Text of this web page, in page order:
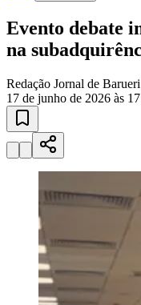
Selecione sua regiãoPara
JubranBelvalBethavilleBoa
VistaCalifórnia
Região
Militar
Califórnia Jardim dos Altos
Esperança Jardim Graziela
Jardim São Pedro
Camargos
do Bom JesusRecanto
Parnaíba
do CondeVila Engenho
EscadaVila Porto
Para Sua Empresa
Evento debate
na
Redação Jornal de Barueri
17 de junho de 2026 às